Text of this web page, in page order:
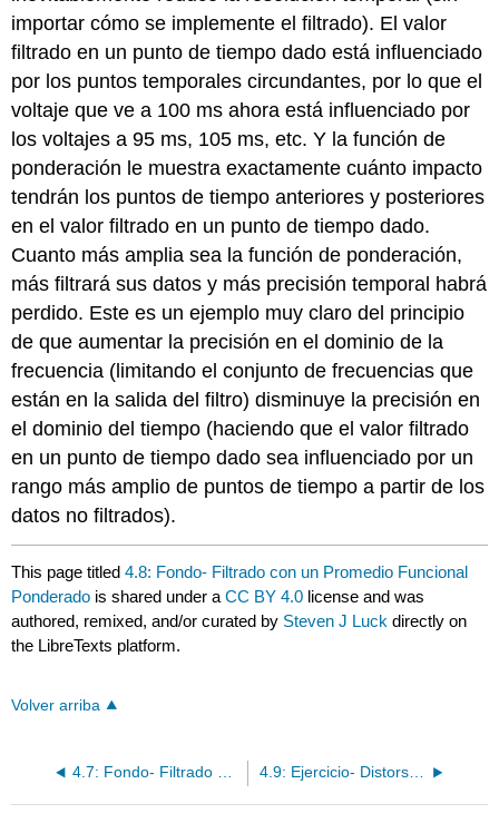
importar cómo se implemente el filtrado). El valor
filtrado en un punto de tiempo dado está influenciado
por los puntos temporales circundantes, por lo que el
voltaje que ve a 100 ms ahora está influenciado por
los voltajes a 95 ms, 105 ms, etc. Y la función de
ponderación le muestra exactamente cuánto impacto
tendrán los puntos de tiempo anteriores y posteriores
en el valor filtrado en un punto de tiempo dado.
Cuanto más amplia sea la función de ponderación,
más filtrará sus datos y más precisión temporal habrá
perdido. Este es un ejemplo muy claro del principio
de que aumentar la precisión en el dominio de la
frecuencia (limitando el conjunto de frecuencias que
están en la salida del filtro) disminuye la precisión en
el dominio del tiempo (haciendo que el valor filtrado
en un punto de tiempo dado sea influenciado por un
rango más amplio de puntos de tiempo a partir de los
datos no filtrados).
This page titled4.8: Fondo- Filtrado con un Promedio Funcional
Ponderado is shared under aCC BY 4.0 license and was
authored, remixed, and/or curated by Steven J Luck directly on
the LibreTexts platform.
Volver arriba
4.9: Ejercicio- Distorsión de los tiempos de inicio y compensación mediante filtros de paso bajo